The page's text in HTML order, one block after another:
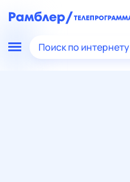
Поиск по интернету